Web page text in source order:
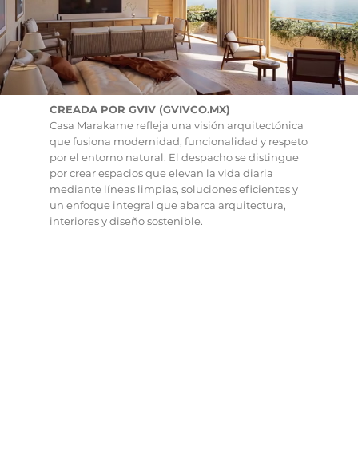
CREADA POR GVIV (GVIVCO.MX)
Casa Marakame refleja una visión arquitectónica
que fusiona modernidad, funcionalidad y respeto
por el entorno natural. El despacho se distingue
por crear espacios que elevan la vida diaria
mediante líneas limpias, soluciones eficientes y
un enfoque integral que abarca arquitectura,
interiores y diseño sostenible.